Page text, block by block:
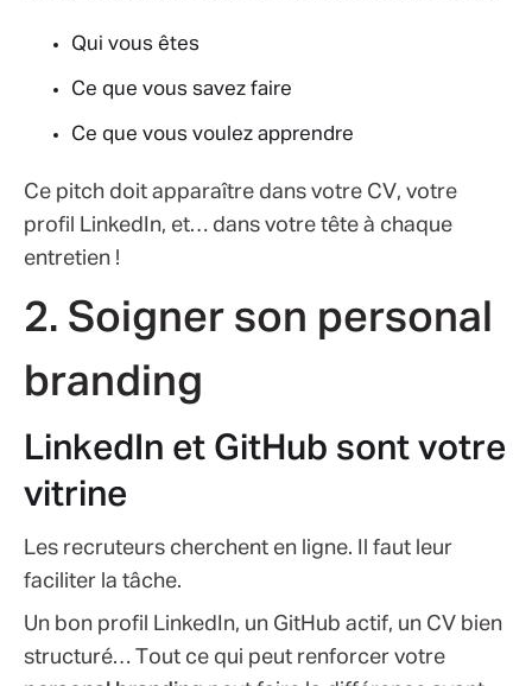
Qui vous êtes
Ce que vous savez faire
Ce que vous voulez apprendre
Ce pitch doit apparaître dans votre CV, votre
proﬁl LinkedIn, et… dans votre tête à chaque
entretien !
2. Soigner son personal
branding
LinkedIn et GitHub sont votre
vitrine
Les recruteurs cherchent en ligne. Il faut leur
faciliter la tâche.
Un bon proﬁl LinkedIn, un GitHub actif, un CV bien
structuré… Tout ce qui peut renforcer votre